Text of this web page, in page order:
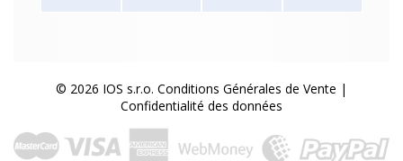
© 2026 IOS s.r.o. Conditions Générales de Vente |
Confidentialité des données